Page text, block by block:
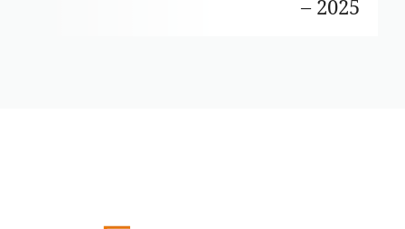
– 2025